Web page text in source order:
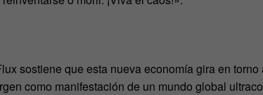
sostiene que esta nueva economía gira en
como manifestación de un mundo global